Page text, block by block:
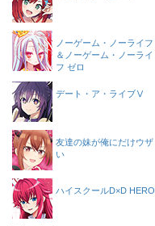
ノーゲーム・ノーライフ
＆ノーゲーム・ノーライ
フ ゼロ
デート・ア・ライブⅤ
友達の妹が俺にだけウザ
い
ハイスクールD×D HERO